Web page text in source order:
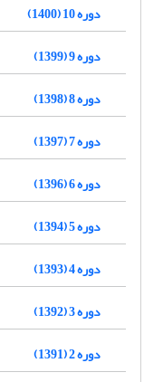
دوره 10 (1400)
دوره 9 (1399)
دوره 8 (1398)
دوره 7 (1397)
دوره 6 (1396)
دوره 5 (1394)
دوره 4 (1393)
دوره 3 (1392)
دوره 2 (1391)